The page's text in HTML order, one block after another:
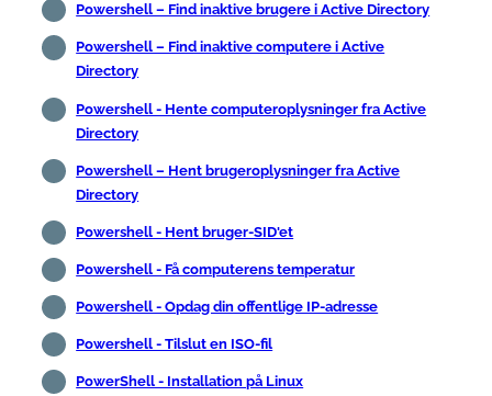
Powershell – Find inaktive brugere i Active Directory
Powershell – Find inaktive computere i Active
Directory
Powershell - Hente computeroplysninger fra Active
Directory
Powershell – Hent brugeroplysninger fra Active
Directory
Powershell - Hent bruger-SID'et
Powershell - Få computerens temperatur
Powershell - Opdag din offentlige IP-adresse
Powershell - Tilslut en ISO-fil
PowerShell - Installation på Linux